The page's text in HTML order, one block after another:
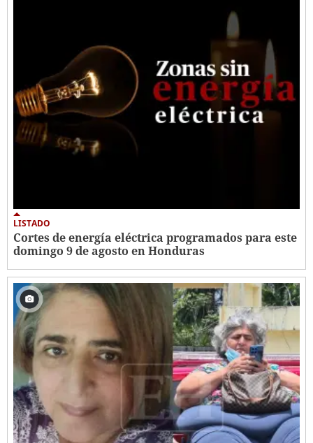
LISTADO
Cortes de energía eléctrica programados para este
domingo 9 de agosto en Honduras